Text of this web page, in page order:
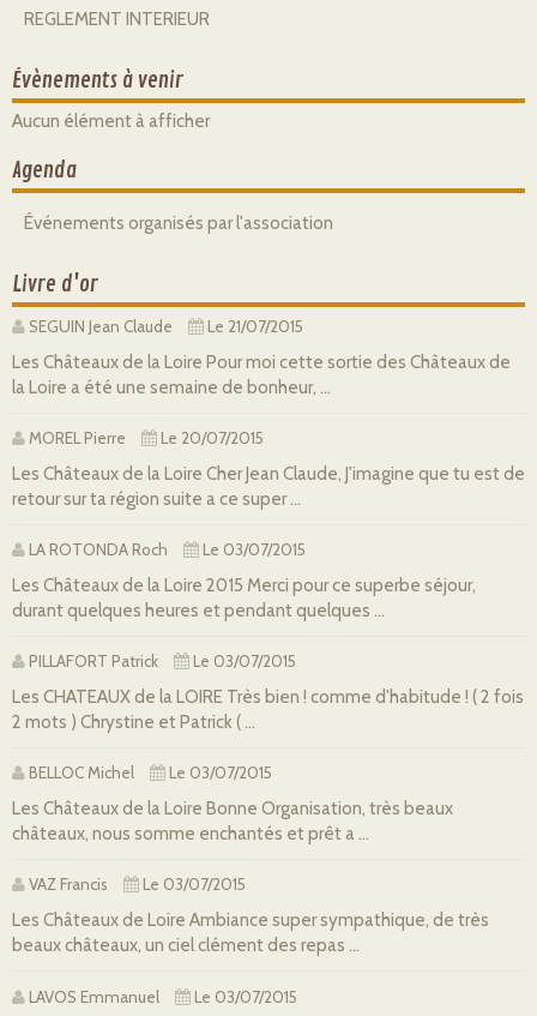
REGLEMENT INTERIEUR
Évènements à venir
Aucun élément à afficher
Agenda
Événements organisés par l'association
Livre d'or
SEGUIN Jean Claude Le 21/07/2015
Les Châteaux de la Loire Pour moi cette sortie des Châteaux de
la Loire a été une semaine de bonheur, ...
MOREL Pierre Le 20/07/2015
Les Châteaux de la Loire Cher Jean Claude, J'imagine que tu est de
retour sur ta région suite a ce super ...
LA ROTONDA Roch Le 03/07/2015
Les Châteaux de la Loire 2015 Merci pour ce superbe séjour,
durant quelques heures et pendant quelques ...
PILLAFORT Patrick Le 03/07/2015
Les CHATEAUX de la LOIRE Très bien ! comme d'habitude ! ( 2 fois
2 mots ) Chrystine et Patrick ( ...
BELLOC Michel Le 03/07/2015
Les Châteaux de la Loire Bonne Organisation, très beaux
châteaux, nous somme enchantés et prêt a ...
VAZ Francis Le 03/07/2015
Les Châteaux de Loire Ambiance super sympathique, de très
beaux châteaux, un ciel clément des repas ...
LAVOS Emmanuel Le 03/07/2015